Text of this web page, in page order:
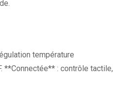
température
**Connectée** : contrôle tactile,